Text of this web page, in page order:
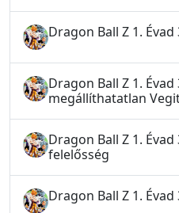
Dragon Ball Z 1.
Dragon Ball Z 1. Évad
megállíthatatlan
Dragon Ball Z 1. Évad
felelősség
Dragon Ball Z 1.